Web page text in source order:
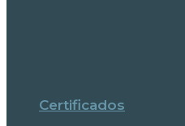
Certificados